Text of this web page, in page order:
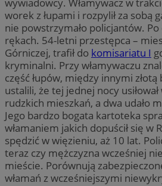
wywiadowcy. Włamywacz w
worek z łupami i rozpylił za sobą
nie powstrzymało policjantów. Po
rękach. 54-letni przestępca –
Górniczej, trafił do komisariatu I
kryminalni. Przy włamywaczu
część łupów, między innymi
ustalili, że tej jednej nocy
rudzkich mieszkań, a dwa udało
Jego bardzo bogata kartoteka
włamaniem jakich dopuścił się w
spędzić w więzieniu, aż 10 lat.
teraz czy mężczyzna wcześniej
mieście. Porównują
włamań z wcześniejszymi